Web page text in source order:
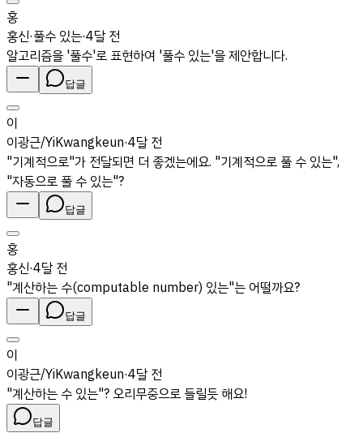
홍
홍신·풀수 있는·4달 전
알고리즘을 '풀수'로 표현하여 '풀수 있는'을 제안합니다.
답글
이
이광근/YiKwangkeun·4달 전
"기계적으로"가 전달되면 더 좋겠는에요. "기계적으로 풀 수 있는",
"자동으로 풀 수 있는"?
답글
홍
홍신·4달 전
"계산하는 수(computable number) 있는"는 어떨까요?
답글
이
이광근/YiKwangkeun·4달 전
"계산하는 수 있는"? 오리무중으로 들릴듯 해요!
답글